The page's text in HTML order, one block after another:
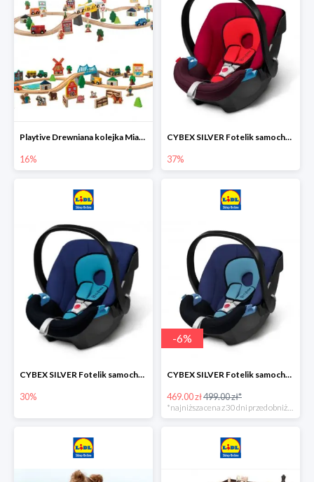
Playtive Drewniana kolejka Miasto lub Farma
16%
CYBEX SILVER Fotelik samochodowy
37%
CYBEX SILVER Fotelik samochodowy -30%
30%
-6%
CYBEX SILVER Fotelik samochodowy + dostawa gratis!
469.00 zł499.00 zł*
*najniższa cena z 30 dni przed obniżką